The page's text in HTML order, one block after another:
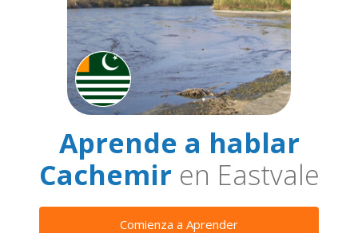
Aprende a hablar
Cachemiren Eastvale
Comienza a Aprender